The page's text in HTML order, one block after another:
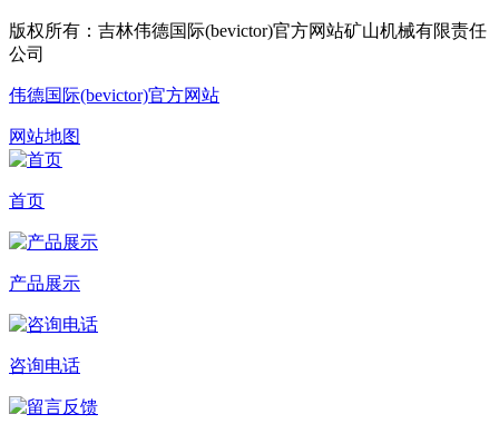
版权所有：吉林伟德国际(bevictor)官方网站矿山机械有限责任
公司
伟德国际(bevictor)官方网站
网站地图
首页
产品展示
咨询电话